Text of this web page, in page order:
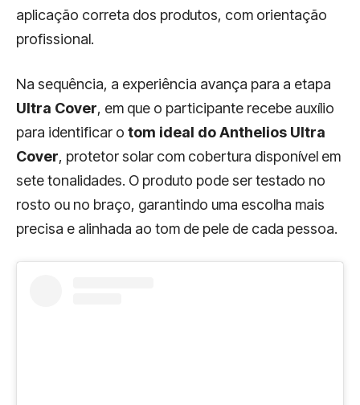
aplicação correta dos produtos, com orientação
profissional.
Na sequência, a experiência avança para a etapa
Ultra Cover, em que o participante recebe auxílio
para identificar o tom ideal do Anthelios Ultra
Cover, protetor solar com cobertura disponível em
sete tonalidades. O produto pode ser testado no
rosto ou no braço, garantindo uma escolha mais
precisa e alinhada ao tom de pele de cada pessoa.